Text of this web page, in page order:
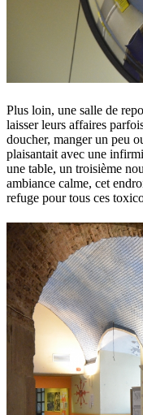
Plus loin, une salle de
laisser leurs affaires
doucher, manger un peu
plaisantait avec une
une table, un troisième
ambiance calme, cet
refuge pour tous ces